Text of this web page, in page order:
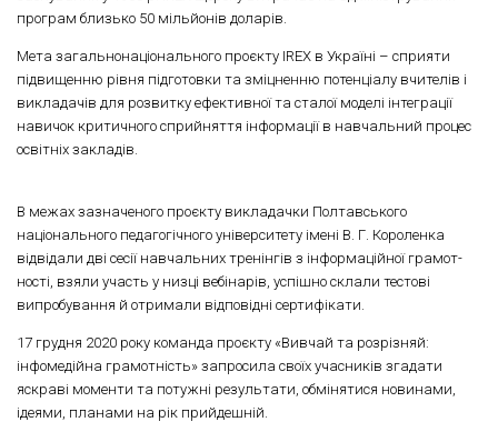
програм близько 50 мільйонів доларів.
Мета загальнонаціонального проєкту IREX в Україні – сприяти
підвищенню рівня підготовки та зміцненню потенціалу вчителів і
викладачів для розвитку ефективної та сталої моделі інтеграції
навичок критичного сприйняття інформації в навчальний процес
освітніх закладів.
В межах зазначеного проєкту викладачки Полтавського
національного педагогічного універси­тету імені В. Г. Короленка
відвідали дві сесії навчальних тренінгів з інформаційної грамот­
ності, взяли участь у низці вебінарів, успішно скла­ли тестові
випробування й отримали відповідні сертифікати.
17 грудня 2020 року команда проєкту «Вивчай та розрізняй:
інфомедійна грамотність» запросила своїх учасників згадати
яскраві моменти та потужні результати, обмінятися новинами,
ідеями, планами на рік прийдешній.